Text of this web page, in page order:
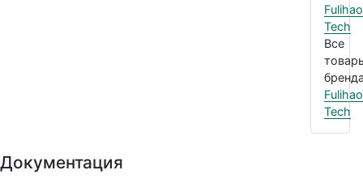
Fulihao
Tech
Все
Fulihao
Tech
Документация